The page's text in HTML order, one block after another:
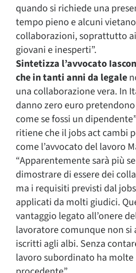
quando si richiede una
tempo pieno e alcuni
collaborazioni, soprattutto
giovani e inesperti”.
Sintetizza l’avvocato
che in tanti anni da legale
una collaborazione vera. In
danno zero euro
come se fossi un
ritiene che il jobs act cambi
come l’avvocato del lavoro
“Apparentemente sarà più
dimostrare di essere dei
ma i requisiti previsti dal
applicati da molti giudici.
vantaggio legato all’onere
lavoratore comunque non si
iscritti agli albi. Senza
lavoro subordinato ha